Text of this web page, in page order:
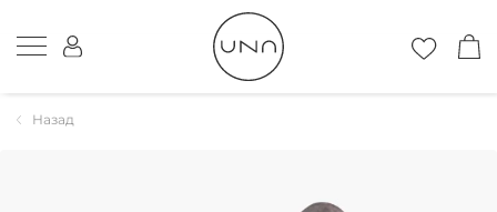
Назад